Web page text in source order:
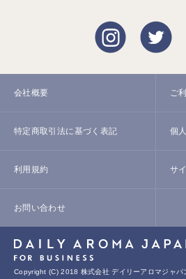
会社概要 ご
特定商取引法に基づく表記 個
利用規約 サ
お問い合わせ
Copyright (C) 2018 株式会社 デイリーアロマジャパ